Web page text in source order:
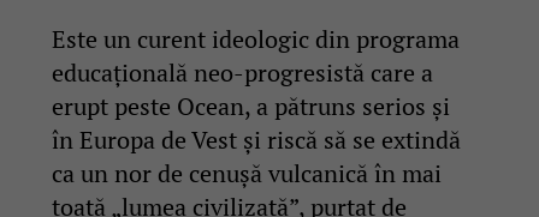
Este un curent ideologic din programa
educațională neo-progresistă care a
erupt peste Ocean, a pătruns serios și
în Europa de Vest și riscă să se extindă
ca un nor de cenușă vulcanică în mai
toată „lumea civilizată”, purtat de